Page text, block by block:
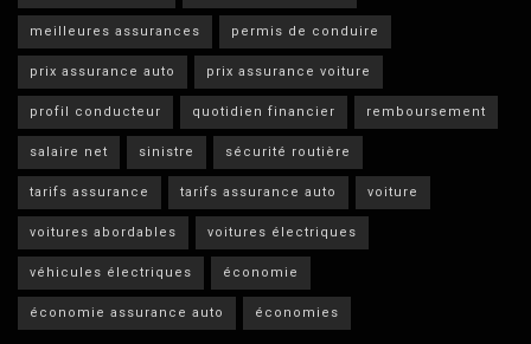
meilleures assurances permis de conduire
prix assurance auto prix assurance voiture
profil conducteur quotidien financier remboursement
salaire net sinistre sécurité routière
tarifs assurance tarifs assurance auto voiture
voitures abordables voitures électriques
véhicules électriques économie
économie assurance auto économies